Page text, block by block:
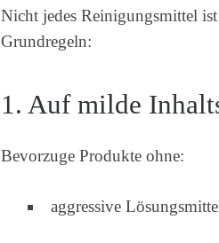
Nicht jedes Reinigungsmittel
Grundregeln:
1. Auf milde
Bevorzuge Produkte ohne:
aggressive